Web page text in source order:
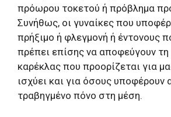
πρόωρου τοκετού ή πρόβλημα
Συνήθως, οι γυναίκες που
πρήξιμο ή φλεγμονή ή έντονους
πρέπει επίσης να αποφεύγουν τη
καρέκλας που προορίζεται για
ισχύει και για όσους υποφέρουν
τραβηγμένο πόνο στη μέση.